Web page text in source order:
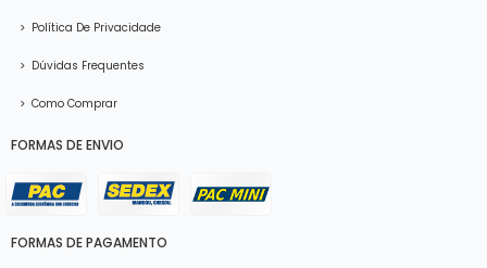
> Política De Privacidade
> Dúvidas Frequentes
> Como Comprar
FORMAS DE ENVIO
FORMAS DE PAGAMENTO